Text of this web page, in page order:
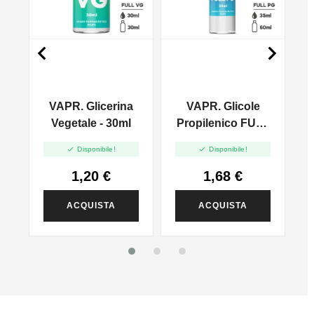
VAPR. Glicerina
Vegetale - 30ml
 Disponibile!
1,20 €
ACQUISTA
VAPR. Glicole
Propilenico FULL
 Disponibile!
1,68 €
ACQUISTA
 